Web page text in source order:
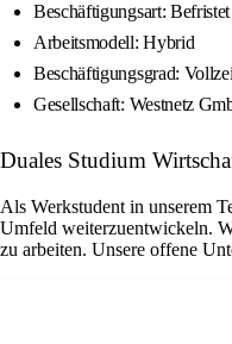
Beschäftigungsart: Befristet
Arbeitsmodell: Hybrid
Beschäftigungsgrad:
Gesellschaft: Westnetz
Duales Studium
Als Werkstudent in unserem
Umfeld weiterzuentwickeln.
zu arbeiten. Unsere offene